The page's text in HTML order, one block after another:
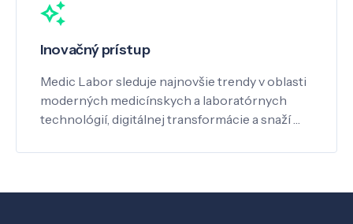
Inovačný prístup
Medic Labor sleduje najnovšie trendy v oblasti
moderných medicínskych a laboratórnych
technológií, digitálnej transformácie a snaží …